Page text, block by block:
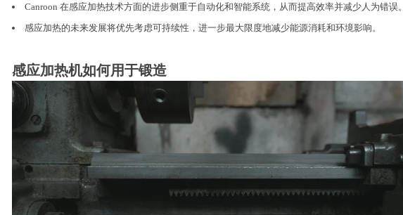
Canroon 在感应加热技术方面的进步侧重于自动化和智能系统，从而提高效率并减少人为错误。
感应加热的未来发展将优先考虑可持续性，进一步最大限度地减少能源消耗和环境影响。
感应加热机如何用于锻造